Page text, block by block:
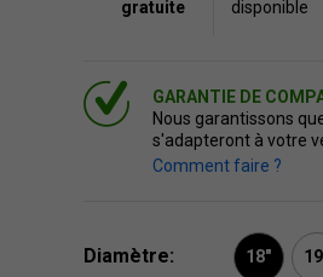
gratuite
disponible
GARANTIE DE
Nous garantissons
s'adapteront à votre
Comment faire ?
Diamètre: 18"